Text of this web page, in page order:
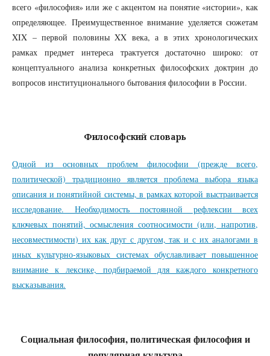
всего «философия» или же с акцентом на понятие «истории», как
определяющее. Преимущественное внимание уделяется сюжетам
XIX – первой половины XX века, а в этих хронологических
рамках предмет интереса трактуется достаточно широко: от
концептуального анализа конкретных философских доктрин до
вопросов институционального бытования философии в России.
Философский словарь
Одной из основных проблем философии (прежде всего,
политической) традиционно является проблема выбора языка
описания и понятийной системы, в рамках которой выстраивается
исследование. Необходимость постоянной рефлексии всех
ключевых понятий, осмысления соотносимости (или, напротив,
несовместимости) их как друг с другом, так и с их аналогами в
иных культурно-языковых системах обуславливает повышенное
внимание к лексике, подбираемой для каждого конкретного
высказывания.
Социальная философия, политическая философия и